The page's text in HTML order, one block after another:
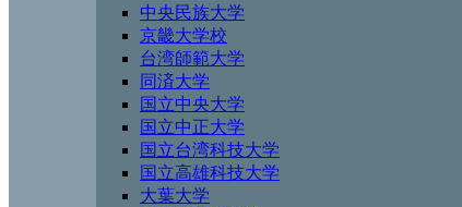
中央民族大学
京畿大学校
台湾師範大学
同済大学
国立中央大学
国立中正大学
国立台湾科技大学
国立高雄科技大学
大葉大学